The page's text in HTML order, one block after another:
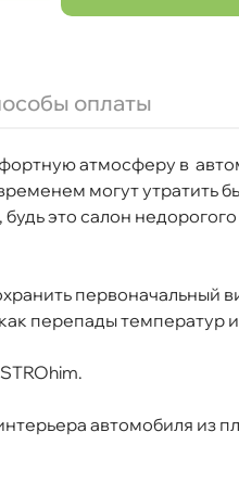
оплаты
атмосферу в
могут утратить
это салон
первоначальный
перепады температур
автомобиля из
Завтра, 06.08 (при заказе
0 шт